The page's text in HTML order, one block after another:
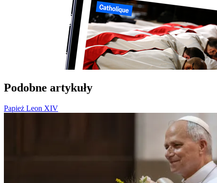
Podobne artykuły
Papież Leon XIV